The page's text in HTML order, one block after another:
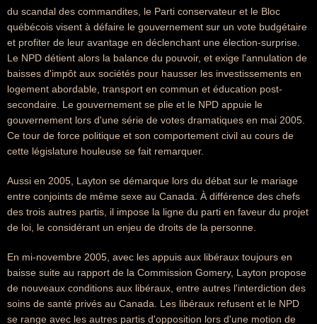
du scandal des commandites, le Parti conservateur et le Bloc
québécois visent à défaire le gouvernement sur un vote budgétaire
et profiter de leur avantage en déclenchant une élection-surprise.
Le NPD détient alors la balance du pouvoir, et exige l'annulation de
baisses d'impôt aux sociétés pour hausser les investissements en
logement abordable, transport en commun et éducation post-
secondaire. Le gouvernement se plie et le NPD appuie le
gouvernement lors d'une série de votes dramatiques en mai 2005.
Ce tour de force politique et son comportement civil au cours de
cette législature houleuse se fait remarquer.
Aussi en 2005, Layton se démarque lors du débat sur le mariage
entre conjoints de même sexe au Canada. À différence des chefs
des trois autres partis, il impose la ligne du parti en faveur du projet
de loi, le considérant un enjeu de droits de la personne.
En mi-novembre 2005, avec les appuis aux libéraux toujours en
baisse suite au rapport de la Commission Gomery, Layton propose
de nouveaux conditions aux libéraux, entre autres l'interdiction des
soins de santé privés au Canada. Les libéraux refusent et le NPD
se range avec les autres partis d'opposition lors d'une motion de